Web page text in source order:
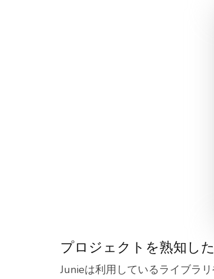
プロジェクトを熟知し
Junieは利用しているライブラ